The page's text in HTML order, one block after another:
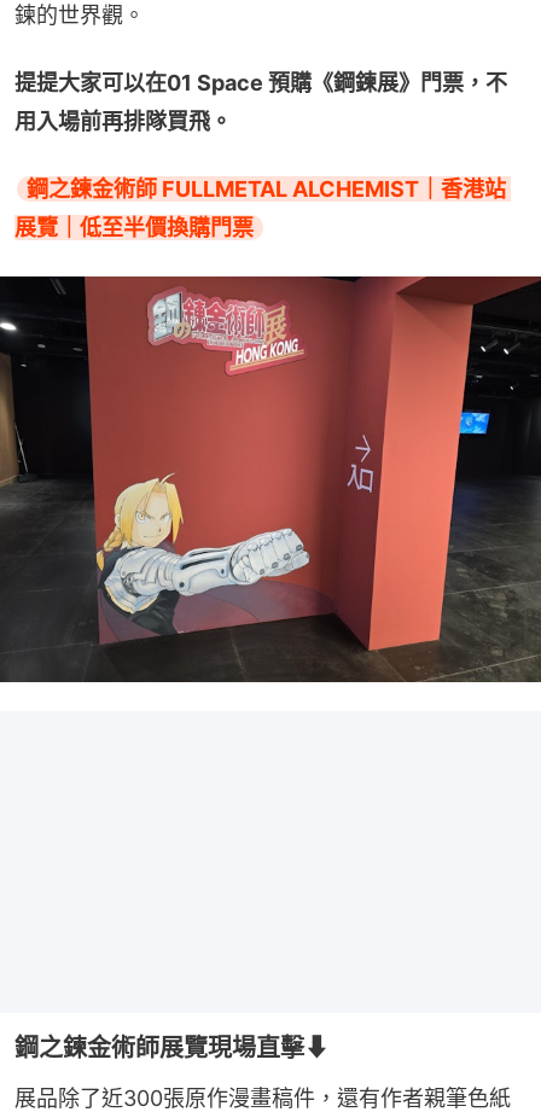
鍊的世界觀。
提提大家可以在01 Space 預購《鋼鍊展》門票，不
用入場前再排隊買飛。
鋼之鍊金術師 FULLMETAL ALCHEMIST｜香港站
展覽｜低至半價換購門票
鋼之鍊金術師展覽現場直擊⬇
展品除了近300張原作漫畫稿件，還有作者親筆色紙